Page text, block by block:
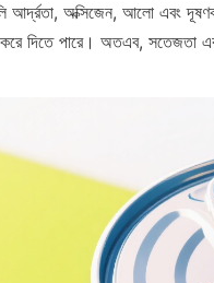
আর্দ্রতা, অক্সিজেন, আলো এবং
করে দিতে পারে। অতএব, সতেজতা